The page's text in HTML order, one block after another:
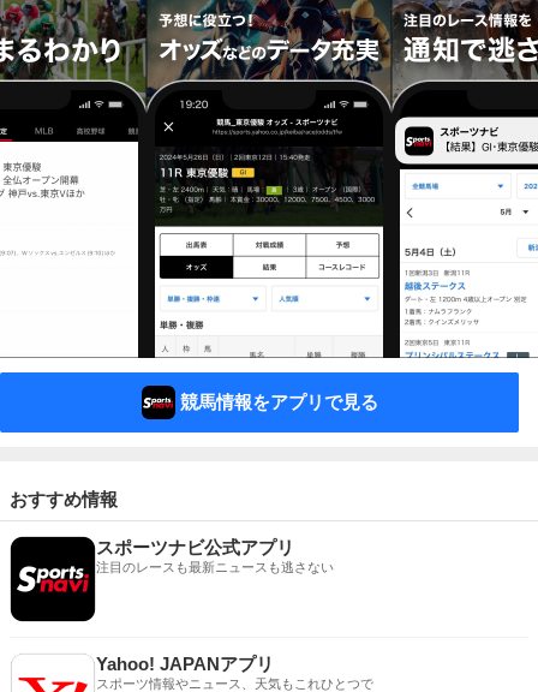
競馬情報をアプリで見る
おすすめ情報
スポーツナビ公式アプリ
注目のレースも最新ニュースも逃さない
Yahoo! JAPANアプリ
スポーツ情報やニュース、天気もこれひとつで